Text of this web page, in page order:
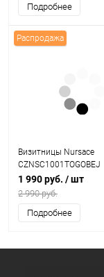
Подробнее
Распродажа
Визитницы Nursace
CZNSC1001TOGOBEJ
1 990 руб. / шт
2 990 руб.
Подробнее